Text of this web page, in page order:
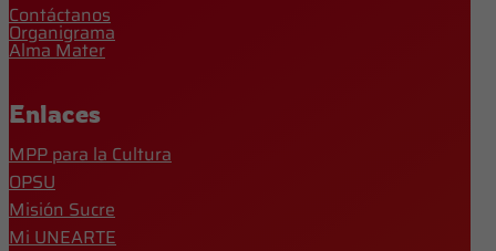
Contáctanos
Organigrama
Alma Mater
Enlaces
MPP para la Cultura
OPSU
Misión Sucre
Mi UNEARTE